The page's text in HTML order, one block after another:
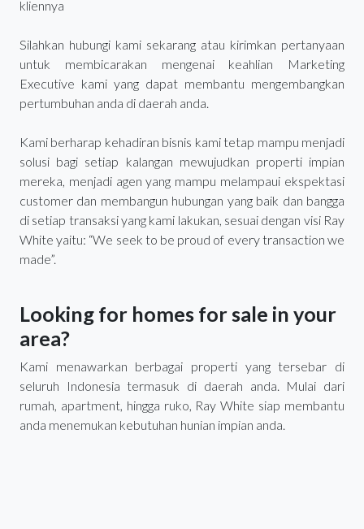
kliennya
Silahkan hubungi kami sekarang atau kirimkan pertanyaan
untuk membicarakan mengenai keahlian Marketing
Executive kami yang dapat membantu mengembangkan
pertumbuhan anda di daerah anda.
Kami berharap kehadiran bisnis kami tetap mampu menjadi
solusi bagi setiap kalangan mewujudkan properti impian
mereka, menjadi agen yang mampu melampaui ekspektasi
customer dan membangun hubungan yang baik dan bangga
di setiap transaksi yang kami lakukan, sesuai dengan visi Ray
White yaitu: “We seek to be proud of every transaction we
made”.
Looking for homes for sale in your
area?
Kami menawarkan berbagai properti yang tersebar di
seluruh Indonesia termasuk di daerah anda. Mulai dari
rumah, apartment, hingga ruko, Ray White siap membantu
anda menemukan kebutuhan hunian impian anda.